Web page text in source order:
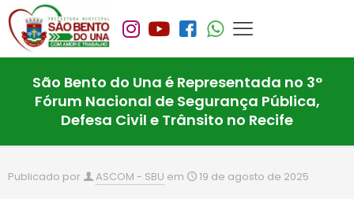
São Bento do Una é Representada no 3°
Fórum Nacional de Segurança Pública,
Defesa Civil e Trânsito no Recife
Publicado por ASCOM - SBU em 19 de agosto de 2025